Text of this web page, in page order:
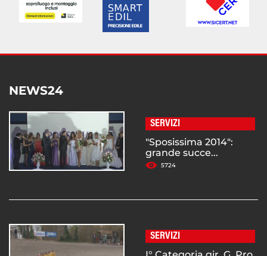
NEWS24
SERVIZI
"Sposissima 2014":
grande succe...
5724
SERVIZI